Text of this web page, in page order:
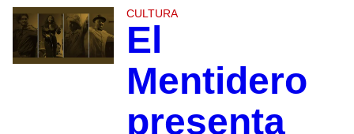
CULTURA
El
Mentidero
presenta